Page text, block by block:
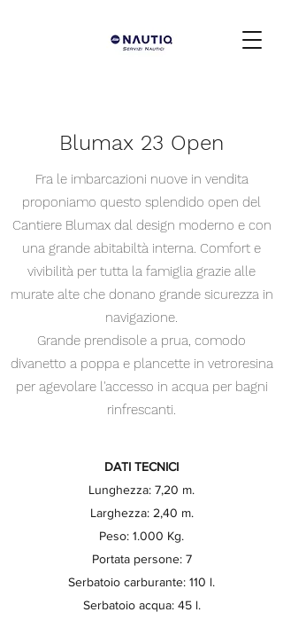
Blumax 23 Open
Fra le imbarcazioni nuove in vendita
proponiamo questo splendido open del
Cantiere Blumax dal design moderno e con
una grande abitabiltà interna. Comfort e
vivibilità per tutta la famiglia grazie alle
murate alte che donano grande sicurezza in
navigazione.
Grande prendisole a prua, comodo
divanetto a poppa e plancette in vetroresina
per agevolare l'accesso in acqua per bagni
rinfrescanti.
DATI TECNICI
Lunghezza: 7,20 m.
Larghezza: 2,40 m.
Peso: 1.000 Kg.
Portata persone: 7
Serbatoio carburante: 110 l.
Serbatoio acqua: 45 l.